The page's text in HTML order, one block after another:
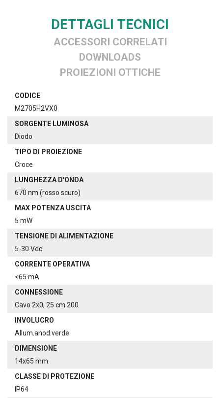
DETTAGLI TECNICI
ACCESSORI CORRELATI
DOWNLOADS
PROIEZIONI OTTICHE
CODICE
M2705H2VX0
SORGENTE LUMINOSA
Diodo
TIPO DI PROIEZIONE
Croce
LUNGHEZZA D'ONDA
670 nm (rosso scuro)
MAX POTENZA USCITA
5 mW
TENSIONE DI ALIMENTAZIONE
5-30 Vdc
CORRENTE OPERATIVA
<65 mA
CONNESSIONE
Cavo 2x0, 25 cm 200
INVOLUCRO
Allum.anod.verde
DIMENSIONE
14x65 mm
CLASSE DI PROTEZIONE
IP64